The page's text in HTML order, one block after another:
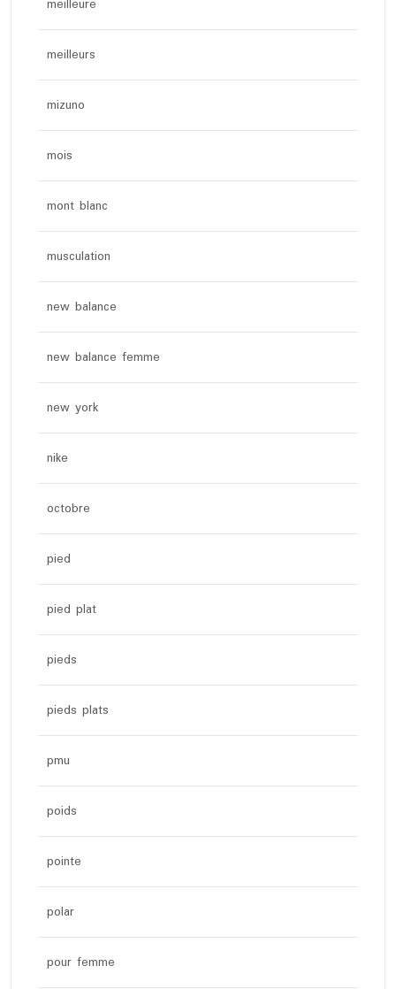
meilleure
meilleurs
mizuno
mois
mont blanc
musculation
new balance
new balance femme
new york
nike
octobre
pied
pied plat
pieds
pieds plats
pmu
poids
pointe
polar
pour femme